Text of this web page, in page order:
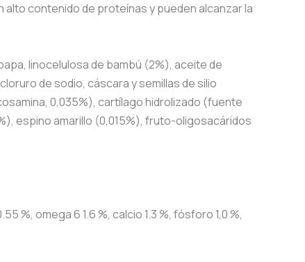
contenido de proteínas y pueden alcanzar la
linocelulosa de bambú (2%), aceite de
de sodio, cáscara y semillas de silio
0,035%), cartílago hidrolizado (fuente
espino amarillo (0,015%), fruto-oligosacáridos
%, omega 6 1.6 %, calcio 1.3 %, fósforo 1,0 %,